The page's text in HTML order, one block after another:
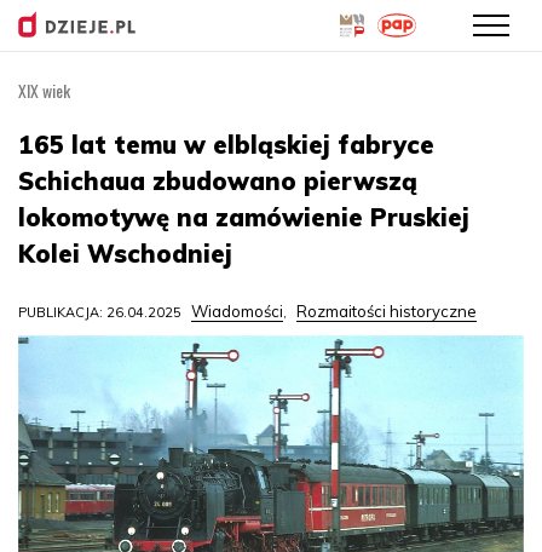
treści
XIX wiek
165 lat temu w elbląskiej fabryce
Schichaua zbudowano pierwszą
lokomotywę na zamówienie Pruskiej
Kolei Wschodniej
PUBLIKACJA: 26.04.2025 Wiadomości, Rozmaitości historyczne